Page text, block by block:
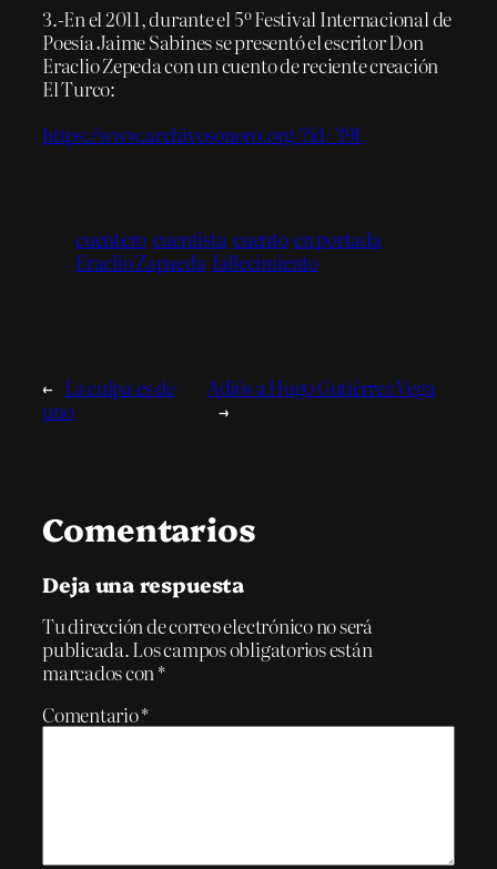
3.-En el 2011, durante el 5º Festival Internacional de
Poesía Jaime Sabines se presentó el escritor Don
Eraclio Zepeda con un cuento de reciente creación
El Turco:
https://www.archivosonoro.org/?id=391
cuentero cuentista cuento en portada
Eraclio Zapaeda fallecimiento
← La culpa es de
uno
Adiós a Hugo Gutiérrez Vega
→
Comentarios
Deja una respuesta
Tu dirección de correo electrónico no será
publicada.Los campos obligatorios están
marcados con *
Comentario*